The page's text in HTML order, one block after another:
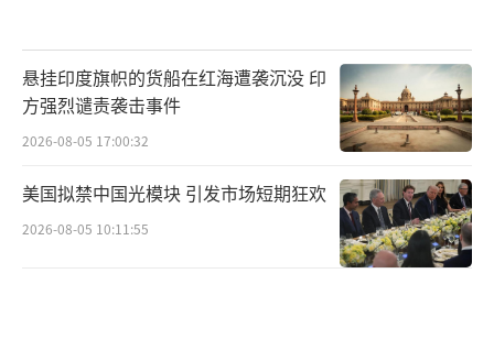
悬挂印度旗帜的货船在红海遭袭沉没 印
方强烈谴责袭击事件
2026-08-05 17:00:32
美国拟禁中国光模块 引发市场短期狂欢
2026-08-05 10:11:55